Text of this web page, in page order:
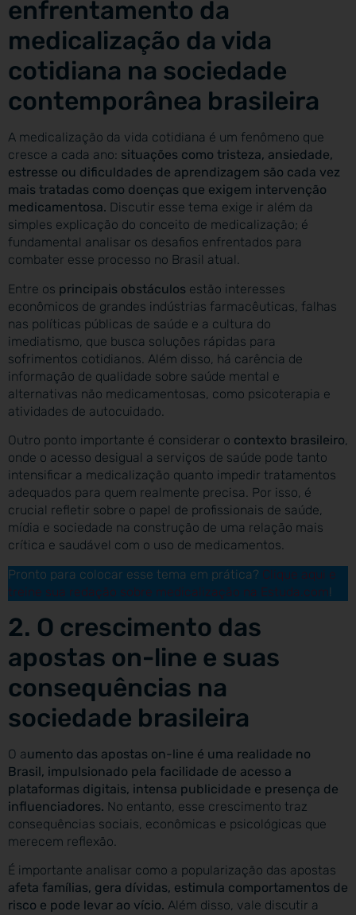
enfrentamento da
medicalização da vida
cotidiana na sociedade
contemporânea brasileira
A medicalização da vida cotidiana é um fenômeno que
cresce a cada ano: situações como tristeza, ansiedade,
estresse ou dificuldades de aprendizagem são cada vez
mais tratadas como doenças que exigem intervenção
medicamentosa. Discutir esse tema exige ir além da
simples explicação do conceito de medicalização; é
fundamental analisar os desafios enfrentados para
combater esse processo no Brasil atual.
Entre os principais obstáculos estão interesses
econômicos de grandes indústrias farmacêuticas, falhas
nas políticas públicas de saúde e a cultura do
imediatismo, que busca soluções rápidas para
sofrimentos cotidianos. Além disso, há carência de
informação de qualidade sobre saúde mental e
alternativas não medicamentosas, como psicoterapia e
atividades de autocuidado.
Outro ponto importante é considerar o contexto brasileiro,
onde o acesso desigual a serviços de saúde pode tanto
intensificar a medicalização quanto impedir tratamentos
adequados para quem realmente precisa. Por isso, é
crucial refletir sobre o papel de profissionais de saúde,
mídia e sociedade na construção de uma relação mais
crítica e saudável com o uso de medicamentos.
Pronto para colocar esse tema em prática? Clique aqui e
treine sua redação sobre medicalização na Estuda.com!
2. O crescimento das
apostas on-line e suas
consequências na
sociedade brasileira
O aumento das apostas on-line é uma realidade no
Brasil, impulsionado pela facilidade de acesso a
plataformas digitais, intensa publicidade e presença de
influenciadores. No entanto, esse crescimento traz
consequências sociais, econômicas e psicológicas que
merecem reflexão.
É importante analisar como a popularização das apostas
afeta famílias, gera dívidas, estimula comportamentos de
risco e pode levar ao vício. Além disso, vale discutir a